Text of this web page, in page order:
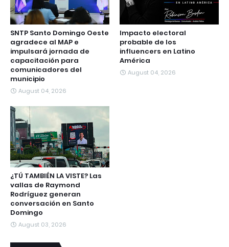
SNTP Santo Domingo Oeste
agradece al MAP e
impulsará jornada de
capacitación para
comunicadores del
municipio
August 04, 2026
Impacto electoral
probable de los
influencers en Latino
América
August 04, 2026
¿TÚ TAMBIÉN LA VISTE? Las
vallas de Raymond
Rodríguez generan
conversación en Santo
Domingo
August 03, 2026